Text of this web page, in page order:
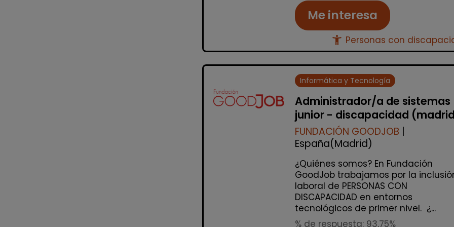
Me interesa
accessibility_new Personas con
Informática y Tecnología
Administrador/a de sistemas
junior - discapacidad
FUNDACIÓN GOODJOB
España(Madrid)
¿Quiénes somos? En Fundación
GoodJob trabajamos por la
laboral de PERSONAS CON
DISCAPACIDAD en entornos
tecnológicos de primer nivel. ¿...
% de respuesta: 93,75%